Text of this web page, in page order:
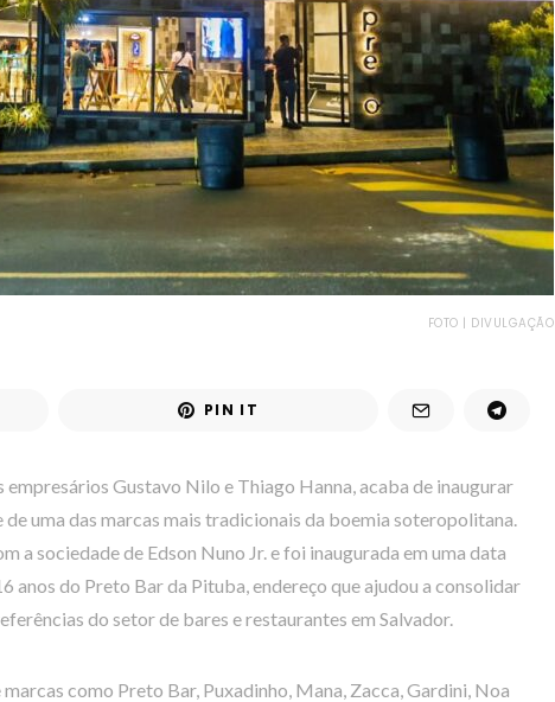
FOTO | DIVULGAÇÃO
PIN IT
empresários Gustavo Nilo e Thiago Hanna, acaba de inaugurar
de uma das marcas mais tradicionais da boemia soteropolitana.
a sociedade de Edson Nuno Jr. e foi inaugurada em uma data
anos do Preto Bar da Pituba, endereço que ajudou a consolidar
do setor de bares e restaurantes em Salvador.
como Preto Bar, Puxadinho, Mana, Zacca, Gardini, Noa